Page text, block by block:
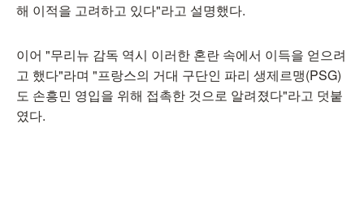
해 이적을 고려하고 있다"라고 설명했다.
이어 "무리뉴 감독 역시 이러한 혼란 속에서 이득을 얻으려
고 했다"라며 "프랑스의 거대 구단인 파리 생제르맹(PSG)
도 손흥민 영입을 위해 접촉한 것으로 알려졌다"라고 덧붙
였다.